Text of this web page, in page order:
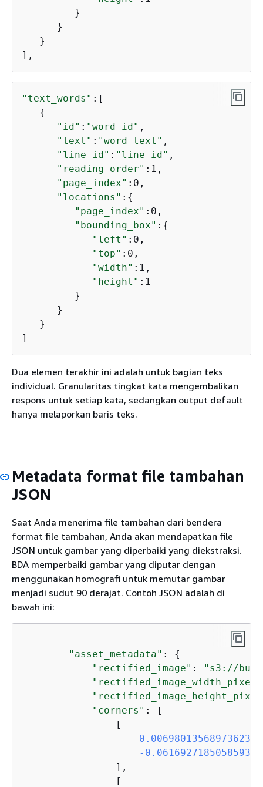
         }
      }
   }
"text_words" :[
{
"id" : "word_id" ,
"text" : "word text" ,
"line_id" : "line_id" ,
"reading_order" :1,
"page_index" :0,
"locations" : {
"page_index" :0,
"bounding_box" : {
"left" :0,
"top" :0,
"width" :1,
"height" :1
         }
      }
   }
]
Dua elemen terakhir ini adalah untuk bagian teks
individual. Granularitas tingkat kata mengembalikan
respons untuk setiap kata, sedangkan output default
hanya melaporkan baris teks.
Metadata format file tambahan
JSON
Saat Anda menerima file tambahan dari bendera
format file tambahan, Anda akan mendapatkan file
JSON untuk gambar yang diperbaiki yang diekstraksi.
BDA memperbaiki gambar yang diputar dengan
menggunakan homografi untuk memutar gambar
menjadi sudut 90 derajat. Contoh JSON adalah di
bawah ini:
"asset_metadata" : {
"rectified_image" :
"s3://
"corners" : [
                [
                    0.006980135689736235,
                    -0.061692718505859376
],
                [